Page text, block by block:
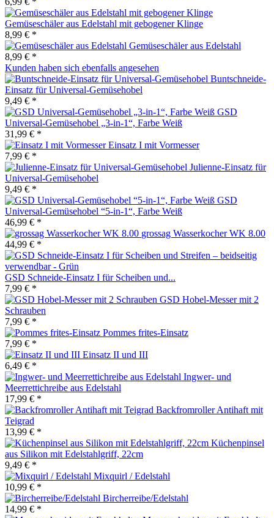
Gemüseschäler aus Edelstahl mit gebogener Klinge
8,99 € *
Gemüseschäler aus Edelstahl
8,99 € *
Kunden haben sich ebenfalls angesehen
Buntschneide-
Einsatz für Universal-Gemüsehobel
9,49 € *
GSD
Universal-Gemüsehobel „3-in-1“, Farbe Weiß
31,99 € *
Einsatz I mit Vormesser
7,99 € *
Julienne-Einsatz für
Universal-Gemüsehobel
9,49 € *
GSD
Universal-Gemüsehobel “5-in-1“, Farbe Weiß
46,99 € *
grossag Wasserkocher WK 8.00
44,99 € *
GSD Schneide-Einsatz I für Scheiben und...
7,99 € *
GSD Hobel-Messer mit 2
Schrauben
7,99 € *
Pommes frites-Einsatz
7,99 € *
Einsatz II und III
6,49 € *
Ingwer- und
Meerrettichreibe aus Edelstahl
17,99 € *
Backfromroller Antihaft mit
Teigrad
13,99 € *
Küchenpinsel
aus Silikon mit Edelstahlgriff, 22cm
9,49 € *
Mixquirl / Edelstahl
10,99 € *
Bircherreibe/Edelstahl
14,99 € *